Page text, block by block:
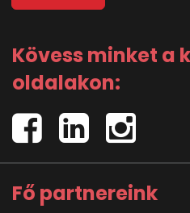
Kövess minket a
oldalakon:
Fő partnereink